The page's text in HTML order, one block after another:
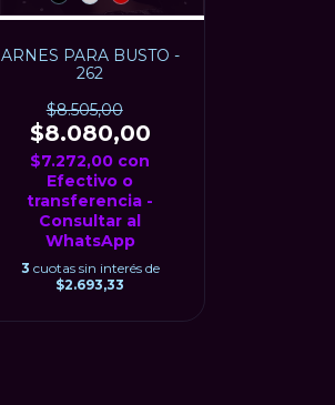
ARNES PARA BUSTO -
262
$8.505,00
$8.080,00
$7.272,00 con
Efectivo o
transferencia -
Consultar al
WhatsApp
3 cuotas sin interés de
$2.693,33